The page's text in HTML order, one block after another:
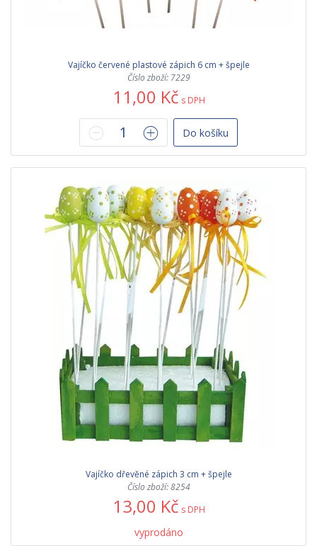
Vajíčko červené plastové zápich 6 cm + špejle
Číslo zboží: 7229
11,00 Kč s DPH
Do košíku
Vajíčko dřevěné zápich 3 cm + špejle
Číslo zboží: 8254
13,00 Kč s DPH
vyprodáno